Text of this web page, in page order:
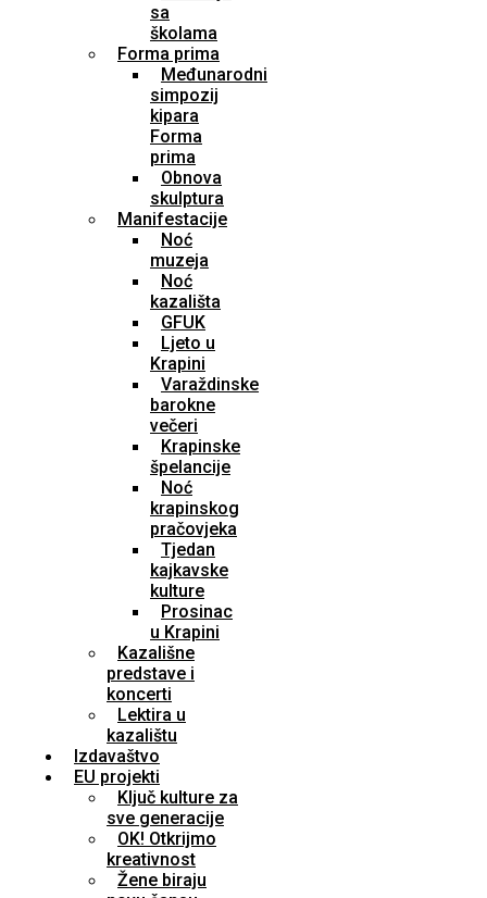
sa
školama
Forma prima
Međunarodni
simpozij
kipara
Forma
prima
Obnova
skulptura
Manifestacije
Noć
muzeja
Noć
kazališta
GFUK
Ljeto u
Krapini
Varaždinske
barokne
večeri
Krapinske
špelancije
Noć
krapinskog
pračovjeka
Tjedan
kajkavske
kulture
Prosinac
u Krapini
Kazališne
predstave i
koncerti
Lektira u
kazalištu
Izdavaštvo
EU projekti
Ključ kulture za
sve generacije
OK! Otkrijmo
kreativnost
Žene biraju